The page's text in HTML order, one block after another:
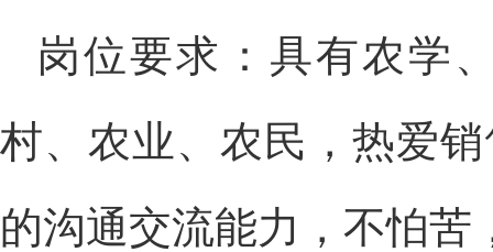
岗位要求：具有农学
村、农业、农民，热爱
的沟通交流能力，不怕